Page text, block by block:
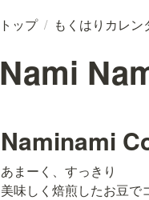
トップ / もくはりカレン
Nami
Naminami
あまーく、すっきり
美味しく焙煎したお豆で